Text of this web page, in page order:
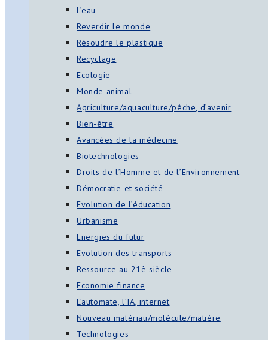
L’eau
Reverdir le monde
Résoudre le plastique
Recyclage
Ecologie
Monde animal
Agriculture/aquaculture/pêche, d’avenir
Bien-être
Avancées de la médecine
Biotechnologies
Droits de l’Homme et de l’Environnement
Démocratie et société
Evolution de l’éducation
Urbanisme
Energies du futur
Evolution des transports
Ressource au 21è siècle
Economie finance
L’automate, l’IA, internet
Nouveau matériau/molécule/matière
Technologies